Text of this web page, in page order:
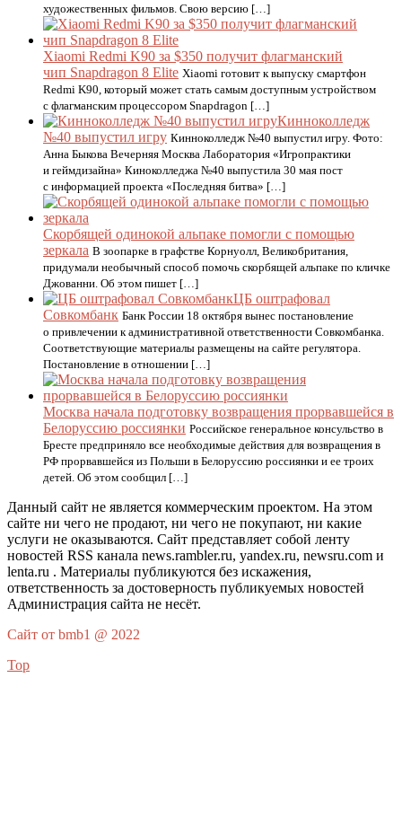
художественных фильмов. Свою версию […]
Xiaomi Redmi K90 за $350 получит флагманский
чип Snapdragon 8 Elite Xiaomi готовит к выпуску смартфон
Redmi K90, который может стать самым доступным устройством
с флагманским процессором Snapdragon […]
Кинноколледж
№40 выпустил игру Кинноколледж №40 выпустил игру. Фото:
Анна Быкова Вечерняя Москва Лаборатория «Игропрактики
и геймдизайна» Киноколледжа №40 выпустила 30 мая пост
с информацией проекта «Последняя битва» […]
Скорбящей одинокой альпаке помогли с помощью
зеркала В зоопарке в графстве Корнуолл, Великобритания,
придумали необычный способ помочь скорбящей альпаке по кличке
Джованни. Об этом пишет […]
ЦБ оштрафовал
Совкомбанк Банк России 18 октября вынес постановление
о привлечении к административной ответственности Совкомбанка.
Соответствующие материалы размещены на сайте регулятора.
Постановление в отношении […]
Москва начала подготовку возвращения прорвавшейся в
Белоруссию россиянки Российское генеральное консульство в
Бресте предприняло все необходимые действия для возвращения в
РФ прорвавшейся из Польши в Белоруссию россиянки и ее троих
детей. Об этом сообщил […]
Данный сайт не является коммерческим проектом. На этом
сайте ни чего не продают, ни чего не покупают, ни какие
услуги не оказываются. Сайт представляет собой ленту
новостей RSS канала news.rambler.ru, yandex.ru, newsru.com и
lenta.ru . Материалы публикуются без искажения,
ответственность за достоверность публикуемых новостей
Администрация сайта не несёт.
Сайт от bmb1 @ 2022
Top